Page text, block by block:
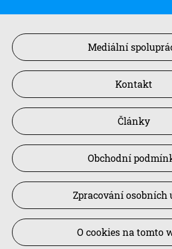
Mediální
Kontakt
Články
Obchodní
Zpracování osobních
O cookies na tomto